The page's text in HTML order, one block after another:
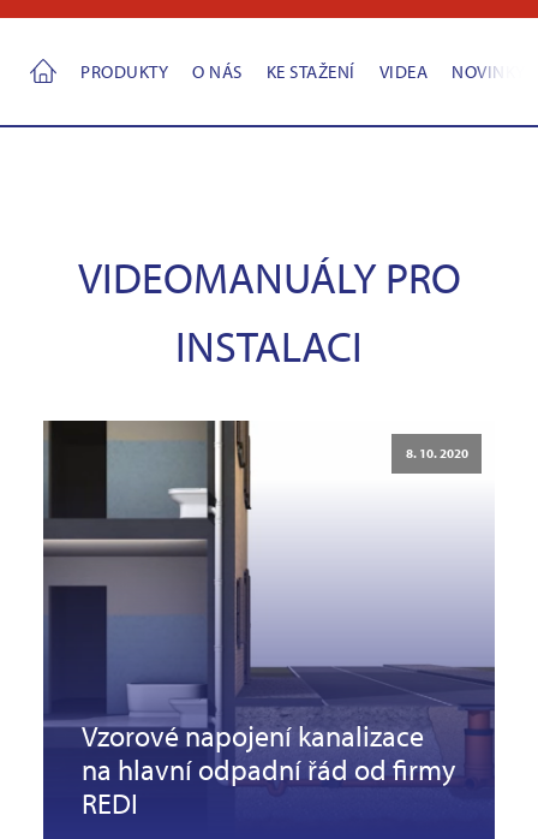
PRODUKTY O NÁS KE STAŽENÍ VIDEA NOVINKY
VIDEOMANUÁLY PRO
INSTALACI
8. 10. 2020
Vzorové napojení kanalizace
na hlavní odpadní řád od firmy
REDI